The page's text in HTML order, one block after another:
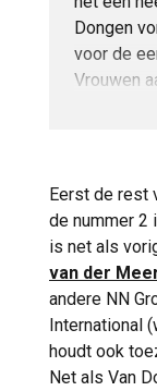
Dongen
voor de
Vrouwen
moeten
moeilijk
niet
te
recht
dat we
stellen
kritisch
way of
Eerst de rest
de nummer 2
is net als
van der
andere NN
International
houdt ook
Net als Van